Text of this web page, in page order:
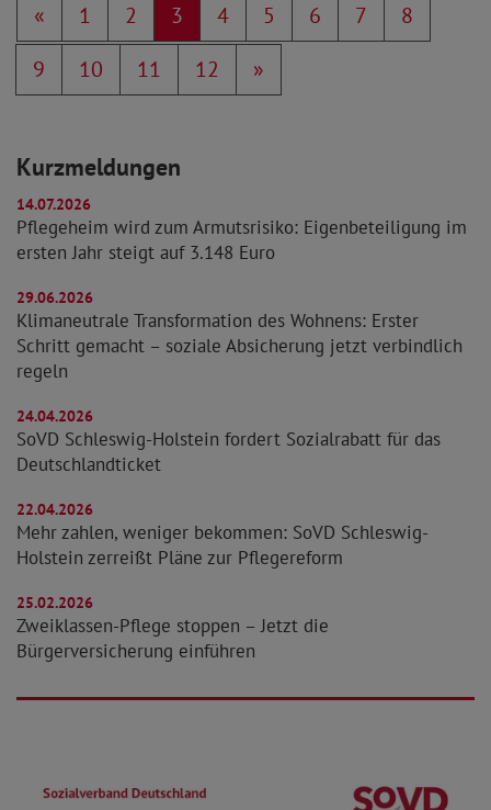
« 1 2 3 4 5 6 7
8
9
10 11 12 »
Kurzmeldungen
14.07.2026
Pflegeheim wird zum Armutsrisiko: Eigenbeteiligung im
ersten Jahr steigt auf 3.148 Euro
29.06.2026
Klimaneutrale Transformation des Wohnens: Erster
Schritt gemacht – soziale Absicherung jetzt verbindlich
regeln
24.04.2026
SoVD Schleswig-Holstein fordert Sozialrabatt für das
Deutschlandticket
22.04.2026
Mehr zahlen, weniger bekommen: SoVD Schleswig-
Holstein zerreißt Pläne zur Pflegereform
25.02.2026
Zweiklassen-Pflege stoppen – Jetzt die
Bürgerversicherung einführen